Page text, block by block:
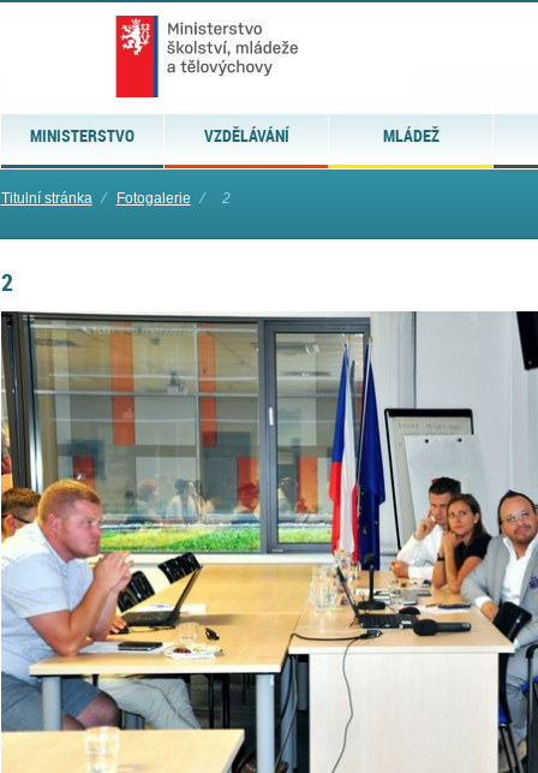
MINISTERSTVO VZDĚLÁVÁNÍ MLÁDEŽ
Titulní stránka ⁄ Fotogalerie ⁄ 2
2